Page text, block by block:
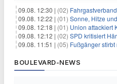
09.08. 12:30 | (02) Fahrgastverband
09.08. 12:22 | (01) Sonne, Hitze
09.08. 12:18 | (01) Union attackiert
09.08. 12:12 | (02) SPD kritisiert
09.08. 11:51 | (05) Fußgänger stirbt
BOULEVARD-NEWS